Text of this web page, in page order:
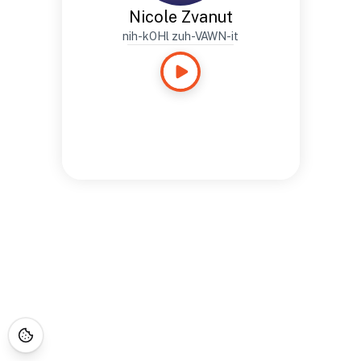
Nicole Zvanut
nih-kOHl zuh-VAWN-it